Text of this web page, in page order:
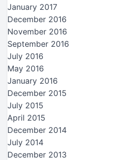
January 2017
December 2016
November 2016
September 2016
July 2016
May 2016
January 2016
December 2015
July 2015
April 2015
December 2014
July 2014
December 2013